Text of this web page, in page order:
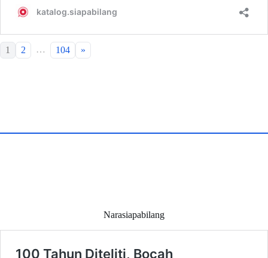
1 2 … 104 »
Narasiapabilang